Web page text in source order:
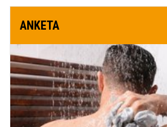
ANKETA